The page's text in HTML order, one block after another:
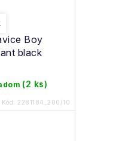
Boy
black
(2 ks)
Kód: 2281184_200/10